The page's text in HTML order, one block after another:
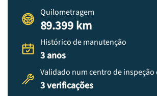
Quilometragem
89.399 km
Histórico de manutenção
3 anos
Validado num centro de
3 verificações